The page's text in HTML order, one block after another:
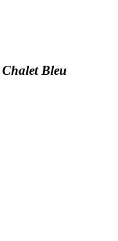
Chalet Bleu